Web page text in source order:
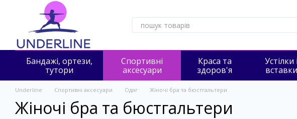
Перейти до основного контенту
Бандажі, ортези,
тутори
Спортивні
аксесуари
Краса та
здоров'я
Устілки і
вставки
Underline Спортивні аксесуари Одяг Жіночі бра та бюстгальтери
Жіночі бра та бюстгальтери